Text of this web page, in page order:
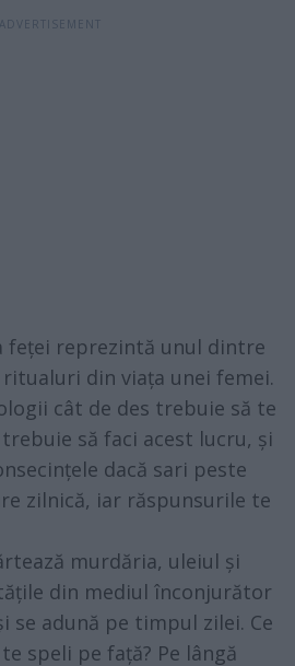
feței reprezintă unul dintre
din viața unei femei.
cât de des trebuie să te
să faci acest lucru, și
dacă sari peste
zilnică, iar răspunsurile te
murdăria, uleiul și
din mediul înconjurător
se adună pe timpul zilei. Ce
speli pe față? Pe lângă